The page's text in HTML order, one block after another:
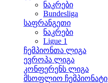
ნაკრები
Bundesliga
საფრანგეთი
ნაკრები
Ligue 1
ჩემპიონთა ლიგა
ევროპა ლიგა
კონფერენს ლიგა
მსოფლიო ჩემპიონატი